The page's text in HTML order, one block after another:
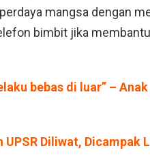
mangsa dengan
bimbit jika
bebas di luar” –
UPSR Diliwat, Dicampak